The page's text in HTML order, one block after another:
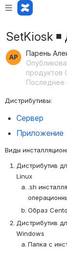
SetKiosk
Парень
продуктов
Последнее
Дистрибутивы:
Сервер
Приложение
Виды
Дистрибутив
Linux
.sh
Образ
Дистрибутив
Windows
Папка с